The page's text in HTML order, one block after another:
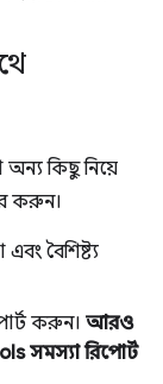
কিছু নিয়ে
করুন।
বৈশিষ্ট্য
করুন। আরও
সমস্যা রিপোর্ট